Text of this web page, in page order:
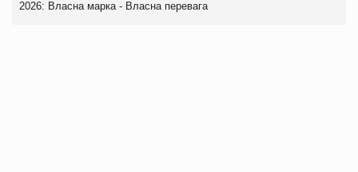
2026: Власна марка - Власна перевага